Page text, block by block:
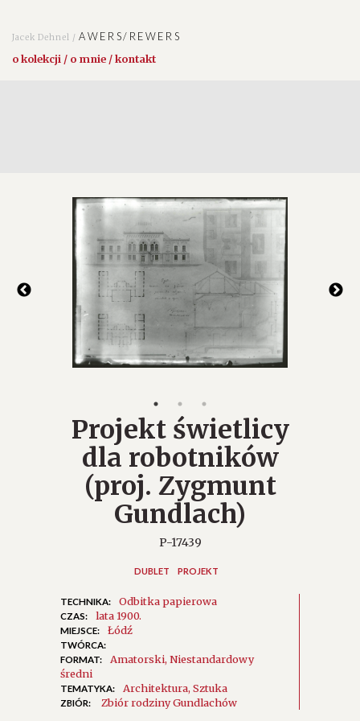
Jacek Dehnel /AWERS/REWERS
o kolekcji / o mnie / kontakt
Projekt świetlicy
dla robotników
(proj. Zygmunt
Gundlach)
P-17439
DUBLET PROJEKT
TECHNIKA: Odbitka papierowa
CZAS: lata 1900.
MIEJSCE: Łódź
TWÓRCA:
FORMAT:
Amatorski Niestandardowy
średni
TEMATYKA: Architektura Sztuka
ZBIÓR: Zbiór rodziny Gundlachów